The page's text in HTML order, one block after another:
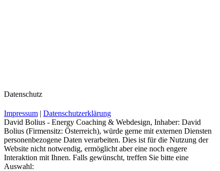
Datenschutz
Impressum | Datenschutzerklärung
David Bolius - Energy Coaching & Webdesign, Inhaber: David
Bolius (Firmensitz: Österreich), würde gerne mit externen Diensten
personenbezogene Daten verarbeiten. Dies ist für die Nutzung der
Website nicht notwendig, ermöglicht aber eine noch engere
Interaktion mit Ihnen. Falls gewünscht, treffen Sie bitte eine
Auswahl: